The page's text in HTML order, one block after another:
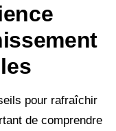
pour rafraîchir
de comprendre